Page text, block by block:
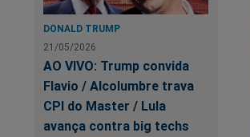
DONALD TRUMP
21/05/2026
AO VIVO: Trump convida
Flavio / Alcolumbre trava
CPI do Master / Lula
avança contra big techs